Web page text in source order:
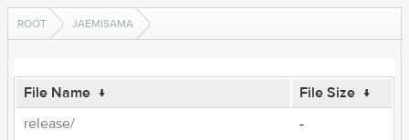
ROOT JAEMISAMA
File Name ↓ File Size ↓
release/
-